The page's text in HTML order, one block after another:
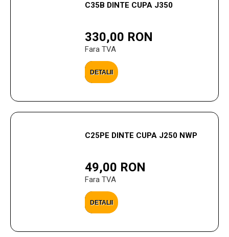
C35B DINTE CUPA J350
330,00 RON
Fara TVA
DETALII
C25PE DINTE CUPA J250 NWP
49,00 RON
Fara TVA
DETALII